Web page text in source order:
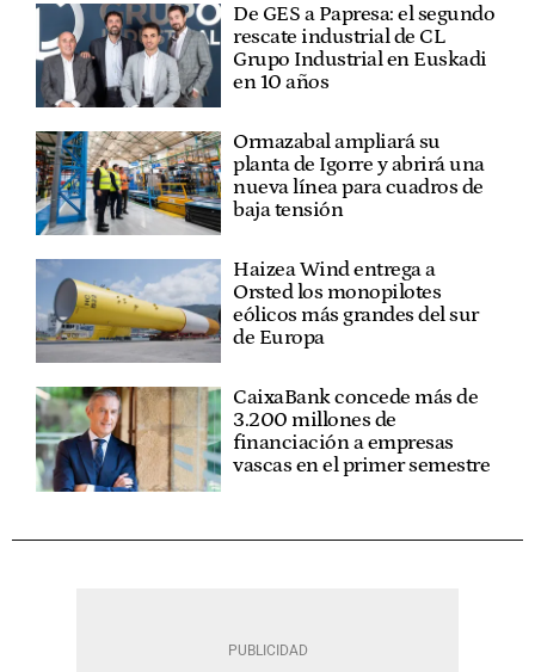
De GES a Papresa: el segundo
rescate industrial de CL
Grupo Industrial en Euskadi
en 10 años
Ormazabal ampliará su
planta de Igorre y abrirá una
nueva línea para cuadros de
baja tensión
Haizea Wind entrega a
Orsted los monopilotes
eólicos más grandes del sur
de Europa
CaixaBank concede más de
3.200 millones de
financiación a empresas
vascas en el primer semestre